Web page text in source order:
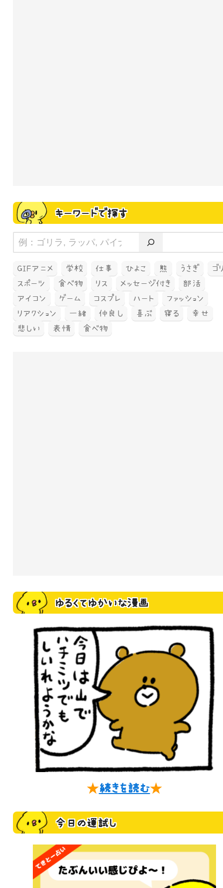
キーワードで探す
GIFアニメ 学校 仕事 ひよこ 熊 うさぎ
ゴ
スポーツ
食べ物 リス メッセージ付き
部活
アイコン
ゲーム コスプレ ハート
ファッション
リアクション
一緒 仲良し 喜ぶ 寝る
幸せ
悲しい
表情 食べ物
ゆるくてゆかいな漫画
★続きを読む★
今日の運試し